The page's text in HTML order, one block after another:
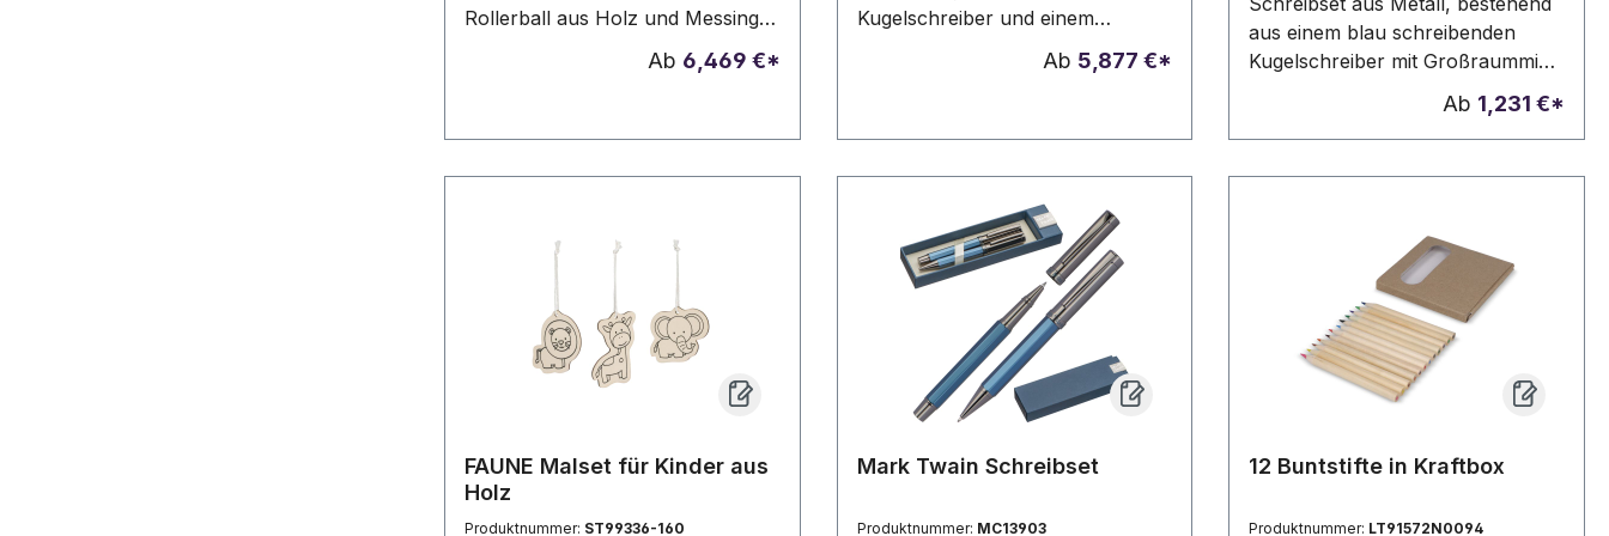
Rollerball aus Holz und Messing.
Die Kappen können als
Verlängerung hinten auf die
werden. Geliefert wird das Set in
(Gravurpreis für beide
Ab 6,469 €*
Kugelschreiber und einem
Rollerball, verpackt in einer
Bambus-Geschenkbox,
Ab 5,877 €*
aus einem blau schreibenden
Kugelschreiber mit Großraummine
und einem Rollerball. Ihre
Werbung wird rechts von Clip
gelasert und versteht sich für
beide Schreibgeräte.
Ab 1,231 €*
FAUNE Malset für Kinder aus
Holz
Produktnummer: ST99336-160
Mark Twain Schreibset
Produktnummer: MC13903
12 Buntstifte in Kraftbox
Produktnummer: LT91572N0094